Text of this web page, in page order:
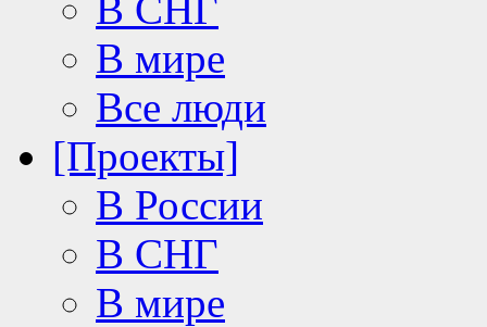
В мире
Все люди
[Проекты]
В России
В СНГ
В мире